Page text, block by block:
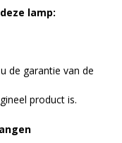
lamp:
de garantie van de
product is.